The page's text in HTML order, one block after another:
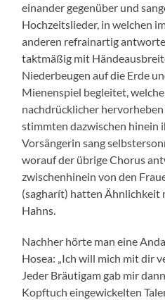
einander gegenüber und
Hochzeitslieder, in welchen
anderen refrainartig
taktmäßig mit
Niederbeugen auf die Erde
Mienenspiel begleitet,
nachdrücklicher
stimmten dazwischen hinein
Vorsängerin sang
worauf der übrige Chorus
zwischenhinein von den
(sagharít) hatten Ähnlichkeit
Hahns.
Nachher hörte man eine
Hosea: „Ich will mich mit dir
Jeder Bräutigam gab mir
Kopftuch eingewickelten